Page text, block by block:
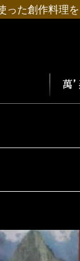
った創作料理